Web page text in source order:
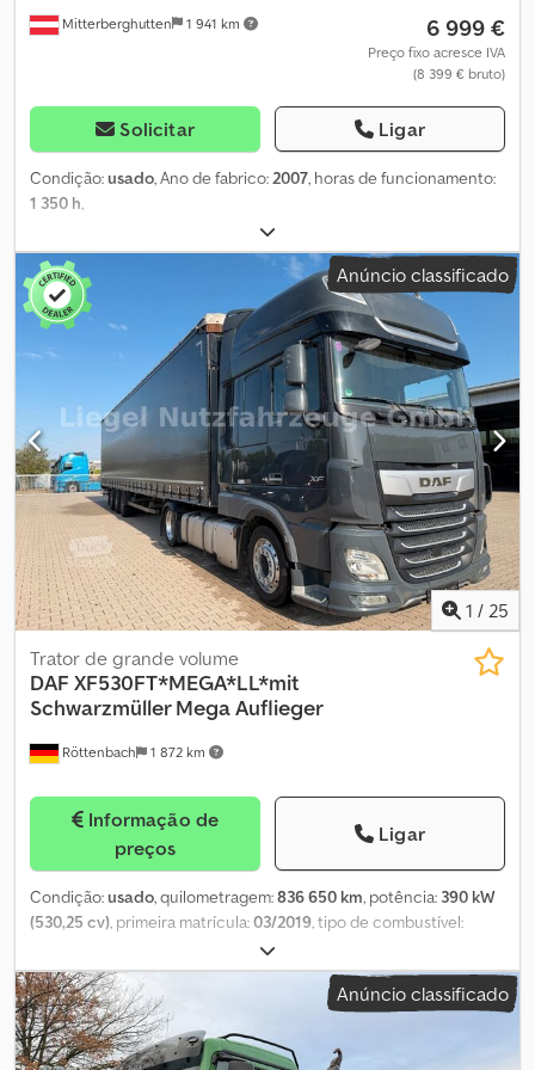
Mitterberghutten 1 941 km 6 999 €
Preço fixo acresce IVA
(8 399 € bruto)
Solicitar Ligar
Condição:usado, Ano de fabrico: 2007, horas de funcionamento:
1 350 h
Anúncio classificado
1 / 25
Röttenbach 1 872 km
Trator de grande volume
DAF XF530FT*MEGA*LL*mit
Schwarzmüller Mega Auflieger
Informação de
preços
Ligar
Condição:usado, quilometragem:836 650 km, potência: 390 kW
(530,25 cv), primeira matrícula:03/2019, tipo de combustível:
, configuração de eixo:
próxima inspeção (TÜV):05/2027, travões:retardador, cor:
cinzento, tipo de engrenagem: automático, classe de emissão:
Euro 6, Equipamento:
condicionado, programa eletrónico de estabilidade (ESP),
Anúncio classificado